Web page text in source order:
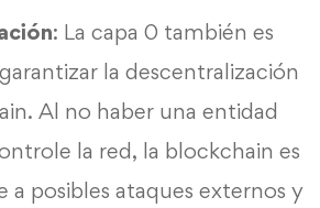
: La capa 0 también es
la descentralización
Al no haber una entidad
la red, la blockchain es
a posibles ataques externos y